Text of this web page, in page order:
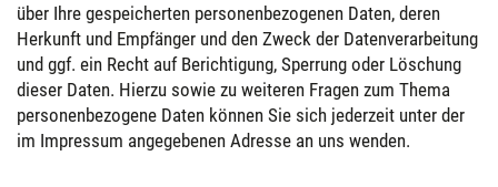
über Ihre gespeicherten personenbezogenen Daten, deren
Herkunft und Empfänger und den Zweck der Datenverarbeitung
und ggf. ein Recht auf Berichtigung, Sperrung oder Löschung
dieser Daten. Hierzu sowie zu weiteren Fragen zum Thema
personenbezogene Daten können Sie sich jederzeit unter der
im Impressum angegebenen Adresse an uns wenden.